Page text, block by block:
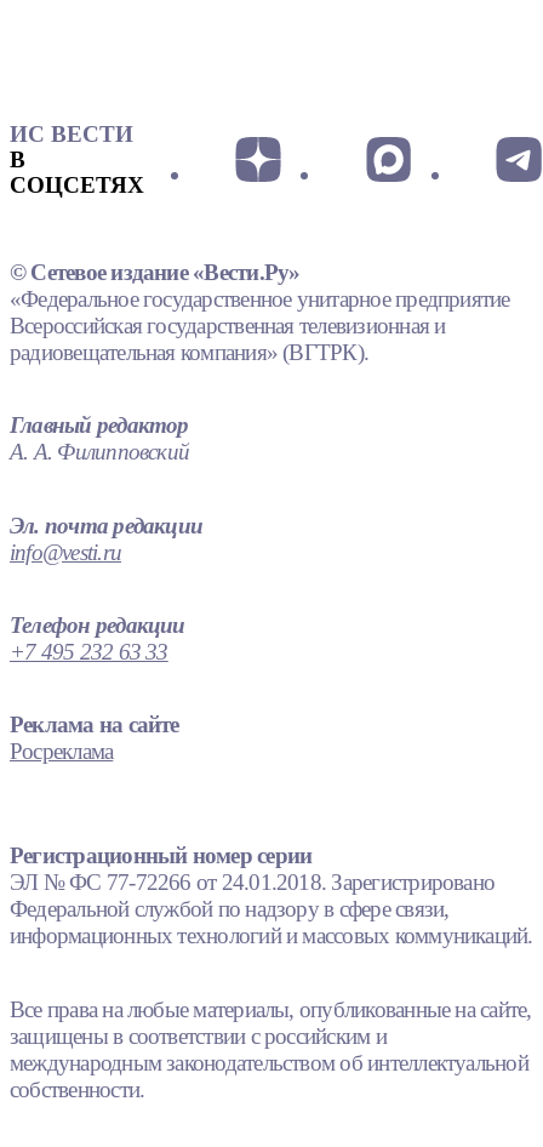
ИС ВЕСТИ
В
СОЦСЕТЯХ
© Сетевое издание «Вести.Ру»
«Федеральное государственное унитарное предприятие
Всероссийская государственная телевизионная и
радиовещательная компания» (ВГТРК).
Главный редактор
А. А. Филипповский
Эл. почта редакции
info@vesti.ru
Телефон редакции
+7 495 232 63 33
Реклама на сайте
Росреклама
Регистрационный номер серии
ЭЛ № ФС 77-72266 от 24.01.2018. Зарегистрировано
Федеральной службой по надзору в сфере связи,
информационных технологий и массовых коммуникаций.
Все права на любые материалы, опубликованные на сайте,
защищены в соответствии с российским и
международным законодательством об интеллектуальной
собственности.